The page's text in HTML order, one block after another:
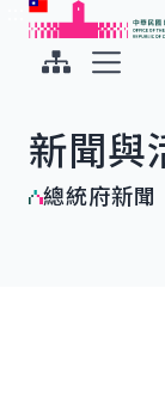
跳到主要內容
中華民國總統府
新聞與
總統府新聞